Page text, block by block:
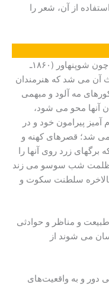
از آن، شعر را
توجه به فلسفه بدبینی که میراث افرادی چون شوپنهاور (۱۸۶۰ـ
آن می شد که هنرمندان
مه آلود و مبهمی
آنها محو می شود،
پیرامون خود و در
می شد؛ قصرهای کهنه و
زرد روی آنها را
ظلمت شب سوسو می زند
سلطنت سکوت و
طبیعت و مناظر و حوادثی
می شوند از
دور و به واقعیت‌های